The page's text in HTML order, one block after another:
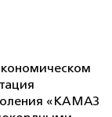
«КАМАЗ